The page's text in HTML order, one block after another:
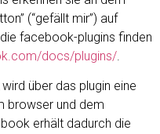
(“gefällt mir”) auf
facebook-plugins finden
docs/plugins/.
über das plugin eine
browser und dem
erhält dadurch die